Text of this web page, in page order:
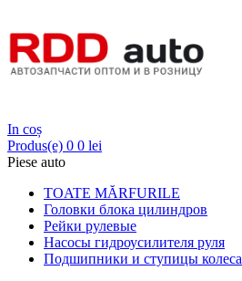
In coș
Produs(e) 0 0 lei
Piese auto
TOATE MĂRFURILE
Головки блока цилиндров
Рейки рулевые
Насосы гидроусилителя руля
Подшипники и ступицы колеса